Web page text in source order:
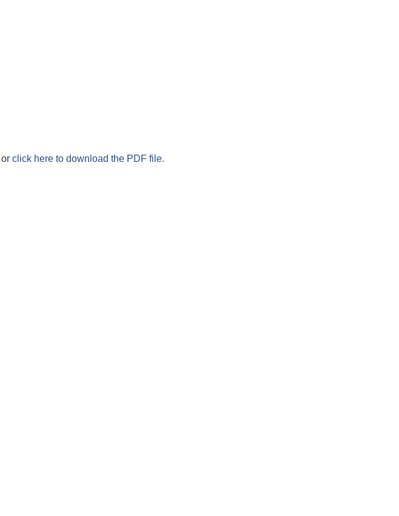
or click here to download the PDF file.